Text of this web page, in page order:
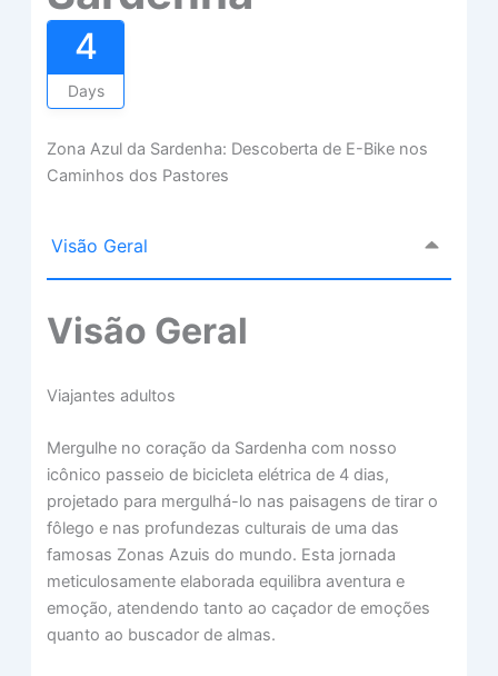
4
Days
Zona Azul da Sardenha: Descoberta de E-Bike nos
Caminhos dos Pastores
Visão Geral
Visão Geral
Viajantes adultos
Mergulhe no coração da Sardenha com nosso
icônico passeio de bicicleta elétrica de 4 dias,
projetado para mergulhá-lo nas paisagens de tirar o
fôlego e nas profundezas culturais de uma das
famosas Zonas Azuis do mundo. Esta jornada
meticulosamente elaborada equilibra aventura e
emoção, atendendo tanto ao caçador de emoções
quanto ao buscador de almas.